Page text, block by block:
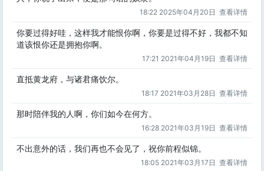
18:22 2025年04月20日 查看详情
你要过得好哇，这样我才能恨你啊，你要是过得不好，我都不知
道该恨你还是拥抱你啊。
17:21 2021年04月19日 查看详情
直抵黄龙府，与诸君痛饮尔。
18:17 2021年03月28日 查看详情
那时陪伴我的人啊，你们如今在何方。
16:28 2021年03月19日 查看详情
不出意外的话，我们再也不会见了，祝你前程似锦。
18:05 2021年03月17日 查看详情